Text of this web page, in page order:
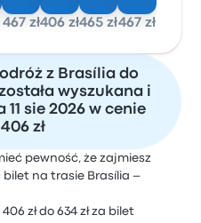
467 zł406 zł465 zł467 zł
z Brasília do
wyszukana i
sie 2026 w cenie
406 zł
pewność, że zajmiesz
na trasie Brasília –
zł do 634 zł za bilet